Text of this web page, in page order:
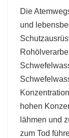
Die
und
hohen
lähmen und
zum Tod